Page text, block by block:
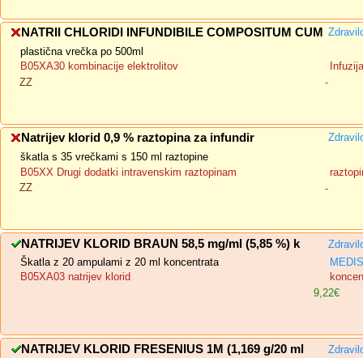
NATRII CHLORIDI INFUNDIBILE COMPOSITUM CUM
plastična vrečka po 500ml
B05XA30 kombinacije elektrolitov
Infuzija
ZZ
-
Natrijev klorid 0,9 % raztopina za infundir
škatla s 35 vrečkami s 150 ml raztopine
B05XX Drugi dodatki intravenskim raztopinam
ZZ
-
NATRIJEV KLORID BRAUN 58,5 mg/ml (5,85 %) k
Škatla z 20 ampulami z 20 ml koncentrata
B05XA03 natrijev klorid
9,22€
NATRIJEV KLORID FRESENIUS 1M (1,169 g/20 ml